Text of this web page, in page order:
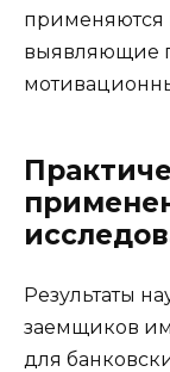
применяются
выявляющие
Результаты
заемщиков
для